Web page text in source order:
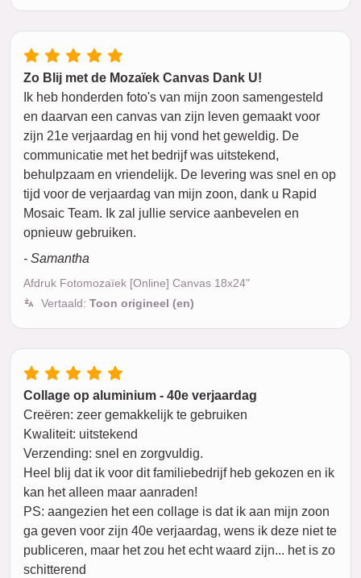
Zo Blij met de Mozaïek Canvas Dank U!
Ik heb honderden foto's van mijn zoon samengesteld
en daarvan een canvas van zijn leven gemaakt voor
zijn 21e verjaardag en hij vond het geweldig. De
communicatie met het bedrijf was uitstekend,
behulpzaam en vriendelijk. De levering was snel en op
tijd voor de verjaardag van mijn zoon, dank u Rapid
Mosaic Team. Ik zal jullie service aanbevelen en
opnieuw gebruiken.
- Samantha
Afdruk Fotomozaïek [Online] Canvas 18x24"
Vertaald: Toon origineel (en)
Collage op aluminium - 40e verjaardag
Creëren: zeer gemakkelijk te gebruiken
Kwaliteit: uitstekend
Verzending: snel en zorgvuldig.
Heel blij dat ik voor dit familiebedrijf heb gekozen en ik
kan het alleen maar aanraden!
PS: aangezien het een collage is dat ik aan mijn zoon
ga geven voor zijn 40e verjaardag, wens ik deze niet te
publiceren, maar het zou het echt waard zijn... het is zo
schitterend